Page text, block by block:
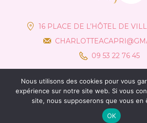
16 PLACE DE L’HÔTEL DE
09 53 22 76 45
Mentions Légales
Nous utilisons des cookies pour vous
expérience sur notre site web. Si vous
site, nous supposerons que vous en
OK